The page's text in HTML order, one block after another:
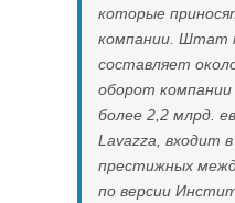
которые
компании. Штат
составляет
оборот
более 2,2 млрд.
Lavazza, входит
престижных
по версии